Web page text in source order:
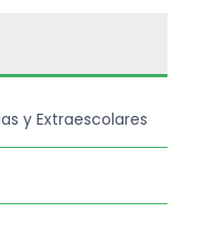
y Extraescolares